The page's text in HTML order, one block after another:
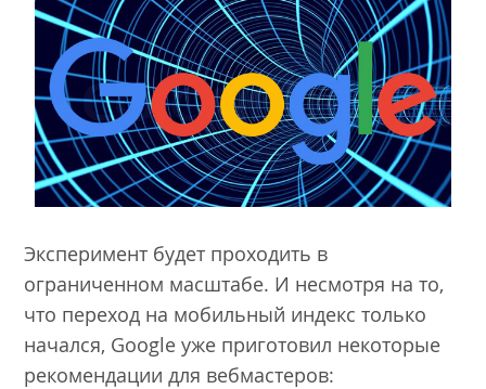
Эксперимент будет проходить в
ограниченном масштабе. И несмотря на то,
что переход на мобильный индекс только
начался, Google уже приготовил некоторые
рекомендации для вебмастеров: